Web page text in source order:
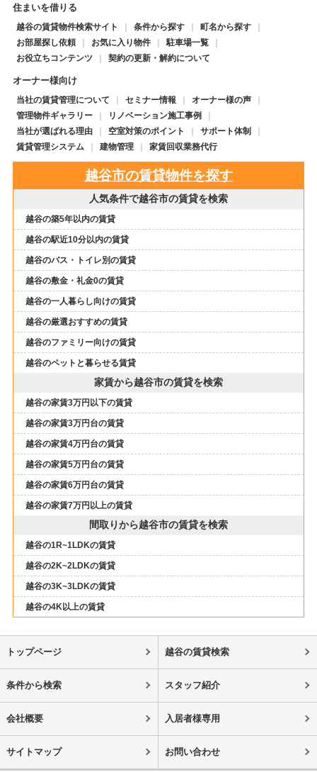
住まいを借りる
越谷の賃貸物件検索サイト 条件から探す
町名から探す
お部屋探し依頼
お気に入り物件
駐車場一覧
お役立ちコンテンツ
契約の更新・解約について
オーナー様向け
当社の賃貸管理について セミナー情報
オーナー様の声
管理物件ギャラリー
リノベーション施工事例
当社が選ばれる理由
空室対策のポイント
サポート体制
賃貸管理システム
建物管理 家賃回収業務代行
越谷市の賃貸物件を探す
人気条件で越谷市の賃貸を検索
越谷の築5年以内の賃貸
越谷の駅近10分以内の賃貸
越谷のバス・トイレ別の賃貸
越谷の敷金・礼金0の賃貸
越谷の一人暮らし向けの賃貸
越谷の厳選おすすめの賃貸
越谷のファミリー向けの賃貸
越谷のペットと暮らせる賃貸
家賃から越谷市の賃貸を検索
越谷の家賃3万円以下の賃貸
越谷の家賃3万円台の賃貸
越谷の家賃4万円台の賃貸
越谷の家賃5万円台の賃貸
越谷の家賃6万円台の賃貸
越谷の家賃7万円以上の賃貸
間取りから越谷市の賃貸を検索
越谷の1R~1LDKの賃貸
越谷の2K~2LDKの賃貸
越谷の3K~3LDKの賃貸
越谷の4K以上の賃貸
トップページ 越谷の賃貸検索
条件から検索 スタッフ紹介
会社概要 入居者様専用
サイトマップ お問い合わせ